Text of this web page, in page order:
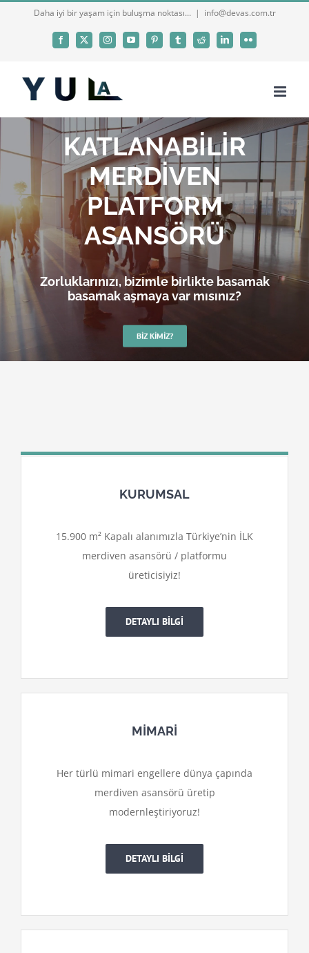
Daha iyi bir yaşam için buluşma noktası... | info@devas.com.tr
Facebook
X InstagramYouTubePinterestTumblrReddit LinkedInFlickr
KATLANABİLİR
MERDİVEN
PLATFORM
ASANSÖRÜ
Zorluklarınızı, bizimle birlikte basamak
basamak aşmaya var mısınız?
BIZ KIMIZ?
KURUMSAL
15.900 m² Kapalı alanımızla Türkiye’nin İLK
merdiven asansörü / platformu
üreticisiyiz!
DETAYLI BİLGİ
MİMARİ
Her türlü mimari engellere dünya çapında
merdiven asansörü üretip
modernleştiriyoruz!
DETAYLI BİLGİ